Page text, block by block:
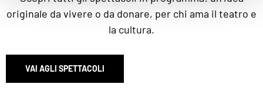
originale da vivere o da donare, per chi ama il teatro e
la cultura.
VAI AGLI SPETTACOLI